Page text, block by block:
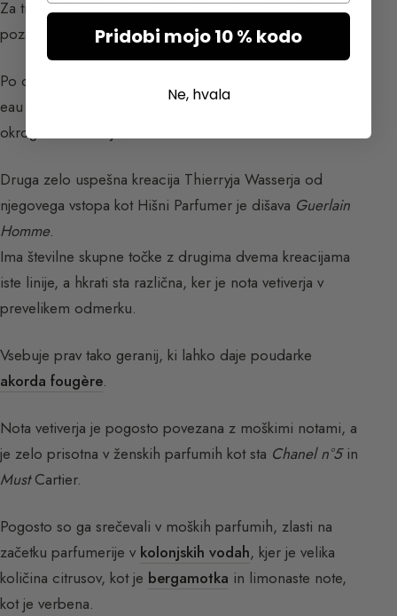
Za tiste, ki želijo zavohati noto vetiverja pri extreme, ne
pozabiti
Vétiver extrême.
Po dveh opusih Guerlain Homme v eau de toilette in
eau de parfum, ki sta ju Thierry Wasser in jaz obdelali
okrog akorda Mojito.
Druga zelo uspešna kreacija Thierryja Wasserja od
njegovega vstopa kot Hišni Parfumer je dišava Guerlain
Homme.
Ima številne skupne točke z drugima dvema kreacijama
iste linije, a hkrati sta različna, ker je nota vetiverja v
prevelikem odmerku.
Vsebuje prav tako geranij, ki lahko daje poudarke
akorda fougère.
Nota vetiverja je pogosto povezana z moškimi notami, a
je zelo prisotna v ženskih parfumih kot sta Chanel n°5in
MustCartier.
Pogosto so ga srečevali v moških parfumih, zlasti na
začetku parfumerije v kolonjskih vodah, kjer je velika
količina citrusov, kot je bergamotka in limonaste note,
kot je verbena.
Pridobi mojo 10 % kodo
Ne, hvala